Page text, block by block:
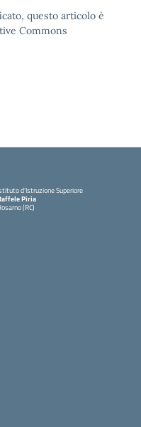
questo articolo è
Commons
d'Istruzione Superiore
Piria
(RC)